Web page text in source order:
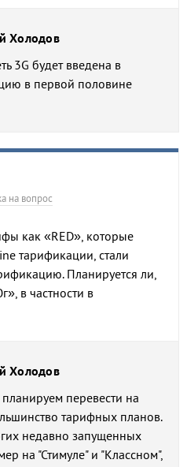
Холодов
3G будет введена в
в первой половине
на вопрос
как «RED», которые
тарификации, стали
Планируется ли,
в частности в
Холодов
перевести на
тарифных планов.
недавно запущенных
на "Стимуле" и "Классном",